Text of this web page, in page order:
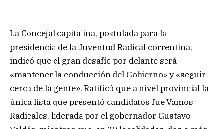
La Concejal capitalina, postulada para la
presidencia de la Juventud Radical correntina,
indicó que el gran desafío por delante será
«mantener la conducción del Gobierno» y «seguir
cerca de la gente». Ratificó que a nivel provincial la
única lista que presentó candidatos fue Vamos
Radicales, liderada por el gobernador Gustavo